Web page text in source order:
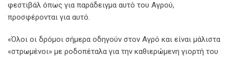
φεστιβάλ όπως για παράδειγμα αυτό του Αγρού,
προσφέρονται για αυτό.
«Όλοι οι δρόμοι σήμερα οδηγούν στον Αγρό και είναι μάλιστα
«στρωμένοι» με ροδοπέταλα για την καθιερώμενη γιορτή του